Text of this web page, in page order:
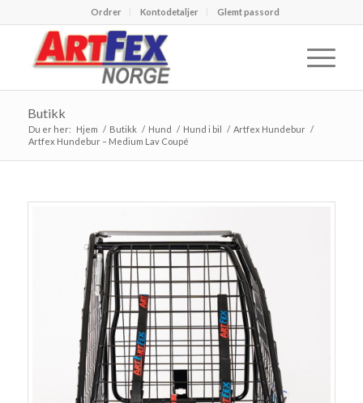
Ordrer Kontodetaljer Glemt passord
Butikk
Du er her: Hjem / Butikk / Hund / Hund i bil / Artfex Hundebur /
Artfex Hundebur – Medium Lav Coupé